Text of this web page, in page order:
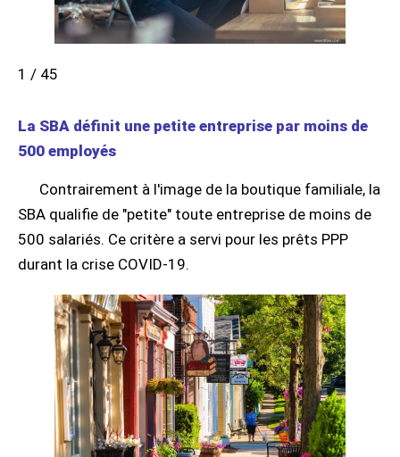
1 / 45
La SBA définit une petite entreprise par moins de
500 employés
Contrairement à l'image de la boutique familiale, la
SBA qualifie de "petite" toute entreprise de moins de
500 salariés. Ce critère a servi pour les prêts PPP
durant la crise COVID-19.